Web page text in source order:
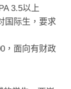
3.5以上
国际生，要求
，面向有财政